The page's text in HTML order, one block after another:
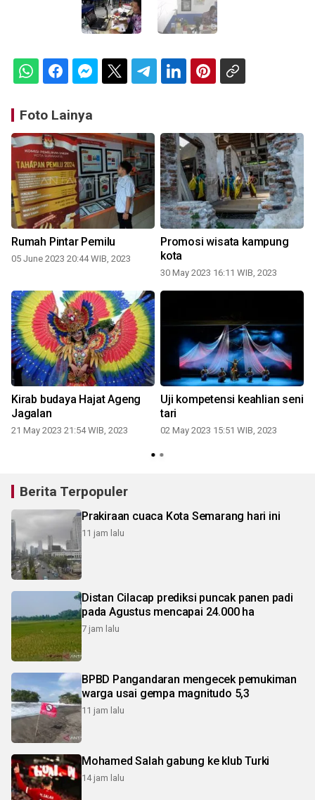
Foto Lainya
Rumah Pintar Pemilu
05 June 2023 20:44 WIB, 2023
Promosi wisata kampung
kota
30 May 2023 16:11 WIB, 2023
Kirab budaya Hajat Ageng
Jagalan
21 May 2023 21:54 WIB, 2023
Uji kompetensi keahlian seni
tari
02 May 2023 15:51 WIB, 2023
Berita Terpopuler
Prakiraan cuaca Kota Semarang hari ini
11 jam lalu
Distan Cilacap prediksi puncak panen padi
pada Agustus mencapai 24.000 ha
7 jam lalu
BPBD Pangandaran mengecek pemukiman
warga usai gempa magnitudo 5,3
11 jam lalu
Mohamed Salah gabung ke klub Turki
14 jam lalu